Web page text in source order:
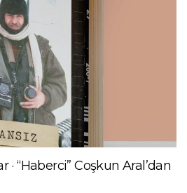
· “Haberci” Coşkun Aral’dan